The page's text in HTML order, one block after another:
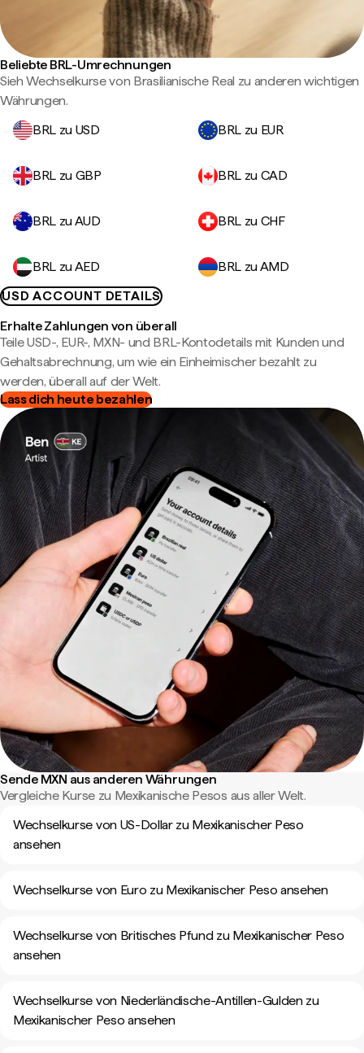
Beliebte BRL-Umrechnungen
Sieh Wechselkurse von Brasilianische Real zu anderen wichtigen
Währungen.
BRL zu USD
BRL zu EUR
BRL zu GBP BRL zu CAD
BRL zu AUD BRL zu CHF
BRL zu AED
BRL zu AMD
USD ACCOUNT DETAILS
Erhalte Zahlungen von überall
Teile USD-, EUR-, MXN- und BRL-Kontodetails mit Kunden und
Gehaltsabrechnung, um wie ein Einheimischer bezahlt zu
werden, überall auf der Welt.
Lass dich heute bezahlen
Sende MXN aus anderen Währungen
Vergleiche Kurse zu Mexikanische Pesos aus aller Welt.
Wechselkurse von US-Dollar zu Mexikanischer Peso
ansehen
Wechselkurse von Euro zu Mexikanischer Peso ansehen
Wechselkurse von Britisches Pfund zu Mexikanischer Peso
ansehen
Wechselkurse von Niederländische-Antillen-Gulden zu
Mexikanischer Peso ansehen